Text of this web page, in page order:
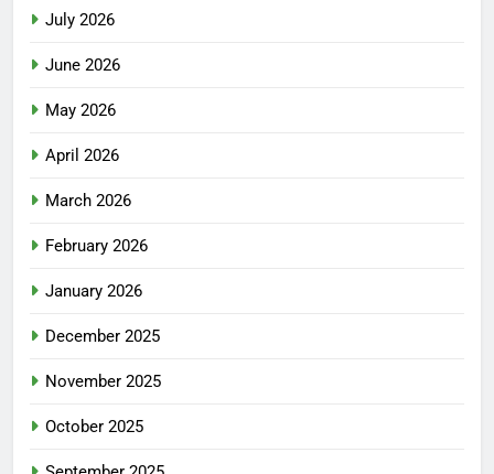
July 2026
June 2026
May 2026
April 2026
March 2026
February 2026
January 2026
December 2025
November 2025
October 2025